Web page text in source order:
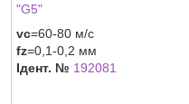
"G5"
vc=60-80 м/с
fz=0,1-0,2 мм
Ідент. № 192081